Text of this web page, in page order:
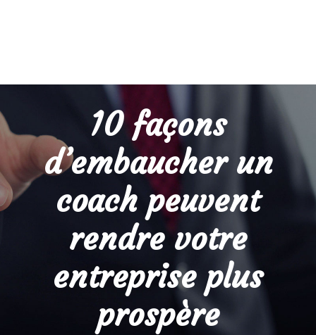
10 façons
d’embaucher un
coach peuvent
rendre votre
entreprise plus
prospère